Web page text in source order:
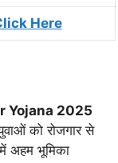
Here
Yojana 2025
को रोजगार से
अहम भूमिका